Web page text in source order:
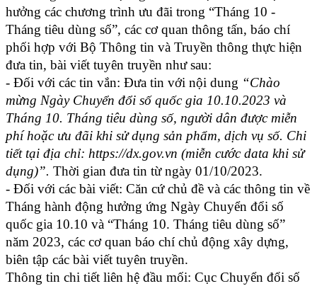
hưởng các chương trình ưu đãi trong “Tháng 10 -
Tháng tiêu dùng số”, các cơ quan thông tấn, báo chí
phối hợp với Bộ Thông tin và Truyền thông thực hiện
đưa tin, bài viết tuyên truyền như sau:
- Đối với các tin vắn: Đưa tin với nội dung “Chào
mừng Ngày Chuyển đổi số quốc gia 10.10.2023 và
Tháng 10. Tháng tiêu dùng số, người dân được miễn
phí hoặc ưu đãi khi sử dụng sản phẩm, dịch vụ số. Chi
tiết tại địa chỉ: https://dx.gov.vn (miễn cước data khi sử
dụng)”. Thời gian đưa tin từ ngày 01/10/2023.
- Đối với các bài viết: Căn cứ chủ đề và các thông tin về
Tháng hành động hưởng ứng Ngày Chuyển đổi số
quốc gia 10.10 và “Tháng 10. Tháng tiêu dùng số”
năm 2023, các cơ quan báo chí chủ động xây dựng,
biên tập các bài viết tuyên truyền.
Thông tin chi tiết liên hệ đầu mối: Cục Chuyển đổi số